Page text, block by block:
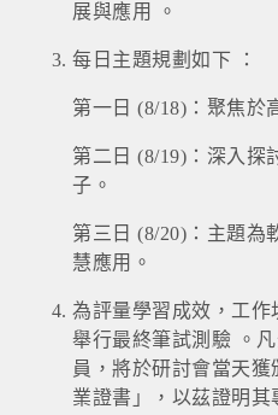
展與應用 。
每日主題規劃如下 ：
第一日 (8/18)：聚焦於
第二日 (8/19)：深入探
子。
第三日 (8/20)：主題為
慧應用。
為評量學習成效，工作
舉行最終筆試測驗 。
員，將於研討會當天
業證書」，以茲證明其